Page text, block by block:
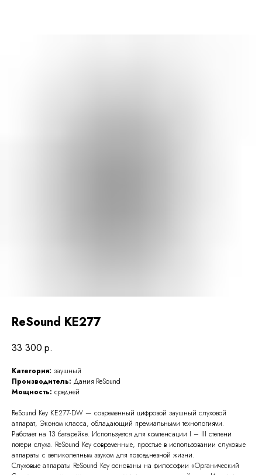
ReSound KE277
33 300 р.
Категория: заушный
Производитель: Дания ReSound
Мощность: средней
ReSound Key КЕ277-DW — современный цифровой заушный слуховой
аппарат, Эконом класса, обладающий премиальными технологиями.
Работает на 13 батарейке. Используется для компенсации I – III степени
потери слуха. ReSound Key cовременные, простые в использовании слуховые
аппараты с великолепным звуком для повседневной жизни.
Слуховые аппараты ReSound Key основаны на философии «Органический